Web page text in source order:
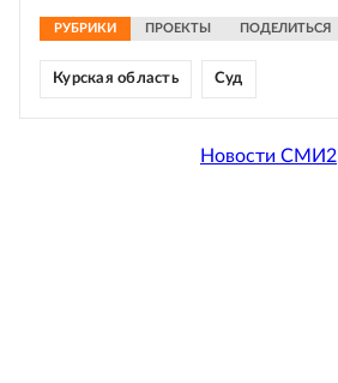
РУБРИКИ ПРОЕКТЫ ПОДЕЛИТЬСЯ
Курская область Суд
Новости СМИ2